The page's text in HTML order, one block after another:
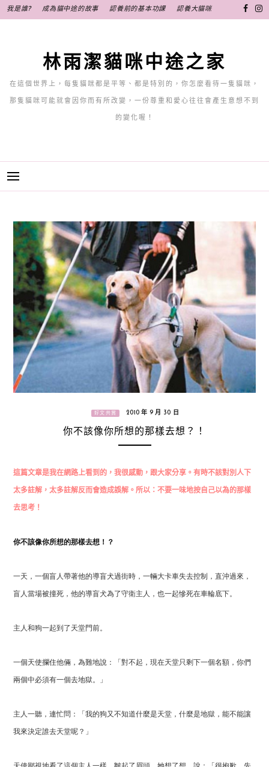
至
我是誰? 成為貓中途的故事 認養前的基本功課 認養大貓咪
林雨潔貓咪中途之家
在這個世界上，每隻貓咪都是平等、都是特別的，你怎麼看待一隻貓咪，
那隻貓咪可能就會因你而有所改變，一份尊重和愛心往往會產生意想不到
的變化喔！
好文共賞 2010 年 9 月 30 日
你不該像你所想的那樣去想？！
這篇文章是我在網路上看到的，我很感動，跟大家分享。有時不該對別人下
太多註解，太多註解反而會造成誤解。所以：不要一味地按自己以為的那樣
去思考！
你不該像你所想的那樣去想！？
一天，一個盲人帶著他的導盲犬過街時，一輛大卡車失去控制，直沖過來，
盲人當場被撞死，他的導盲犬為了守衛主人，也一起慘死在車輪底下。
主人和狗一起到了天堂門前。
一個天使攔住他倆，為難地說：「 對不起，現在天堂只剩下一個名額，你們
兩個中必須有一個去地獄。」
主人一聽，連忙問：「 我的狗又不知道什麼是天堂，什麼是地獄，能不能讓
我來決定誰去天堂呢？」